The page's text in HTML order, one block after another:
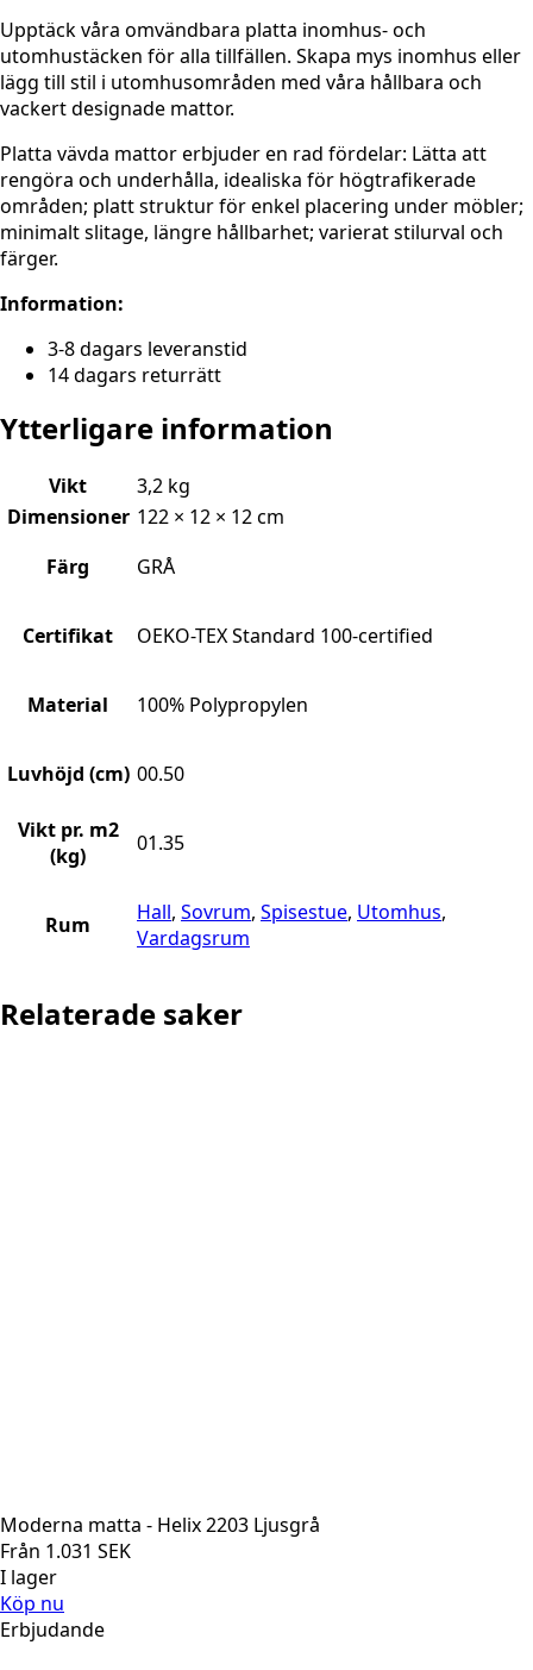
Upptäck våra omvändbara platta inomhus- och
utomhustäcken för alla tillfällen. Skapa mys inomhus eller
lägg till stil i utomhusområden med våra hållbara och
vackert designade mattor.
Platta vävda mattor erbjuder en rad fördelar: Lätta att
rengöra och underhålla, idealiska för högtrafikerade
områden; platt struktur för enkel placering under möbler;
minimalt slitage, längre hållbarhet; varierat stilurval och
färger.
Information:
3-8 dagars leveranstid
14 dagars returrätt
Ytterligare information
Vikt
3,2 kg
Dimensioner 122 × 12 × 12 cm
Färg
GRÅ
Certifikat OEKO-TEX Standard 100-certified
Material 100% Polypropylen
Luvhöjd (cm) 00.50
Vikt pr. m2
(kg)
01.35
Rum Hall, Sovrum, Spisestue, Utomhus,
Vardagsrum
Relaterade saker
Moderna matta - Helix 2203 Ljusgrå
Från 1.031 SEK
I lager
Köp nu
Erbjudande